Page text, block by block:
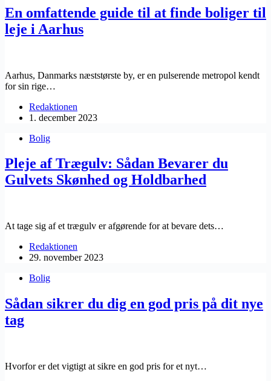
En omfattende guide til at finde boliger til
leje i Aarhus
Aarhus, Danmarks næststørste by, er en pulserende metropol kendt
for sin rige…
Redaktionen
1. december 2023
Bolig
Pleje af Trægulv: Sådan Bevarer du
Gulvets Skønhed og Holdbarhed
At tage sig af et trægulv er afgørende for at bevare dets…
Redaktionen
29. november 2023
Bolig
Sådan sikrer du dig en god pris på dit nye
tag
Hvorfor er det vigtigt at sikre en god pris for et nyt…